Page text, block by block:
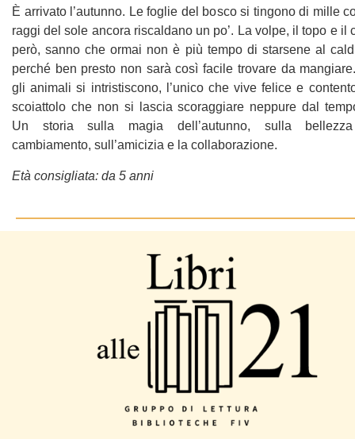
È arrivato l’autunno. Le foglie del bosco si tingono di mille
raggi del sole ancora riscaldano un po’. La volpe, il topo e il
però, sanno che ormai non è più tempo di starsene al
perché ben presto non sarà così facile trovare da
gli animali si intristiscono, l’unico che vive felice e
scoiattolo che non si lascia scoraggiare neppure dal
Un storia sulla magia dell’autunno, sulla
cambiamento, sull’amicizia e la collaborazione.
Età consigliata: da 5 anni